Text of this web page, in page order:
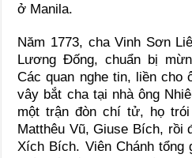
ở Manila.
Năm 1773, cha Vinh Sơn
Lương Đống, chuẩn bị
Các quan nghe tin, liền cho
vây bắt cha tại nhà ông
một trận đòn chí tử, họ
Matthêu Vũ, Giuse Bích, rồi
Xích Bích. Viên Chánh tổng